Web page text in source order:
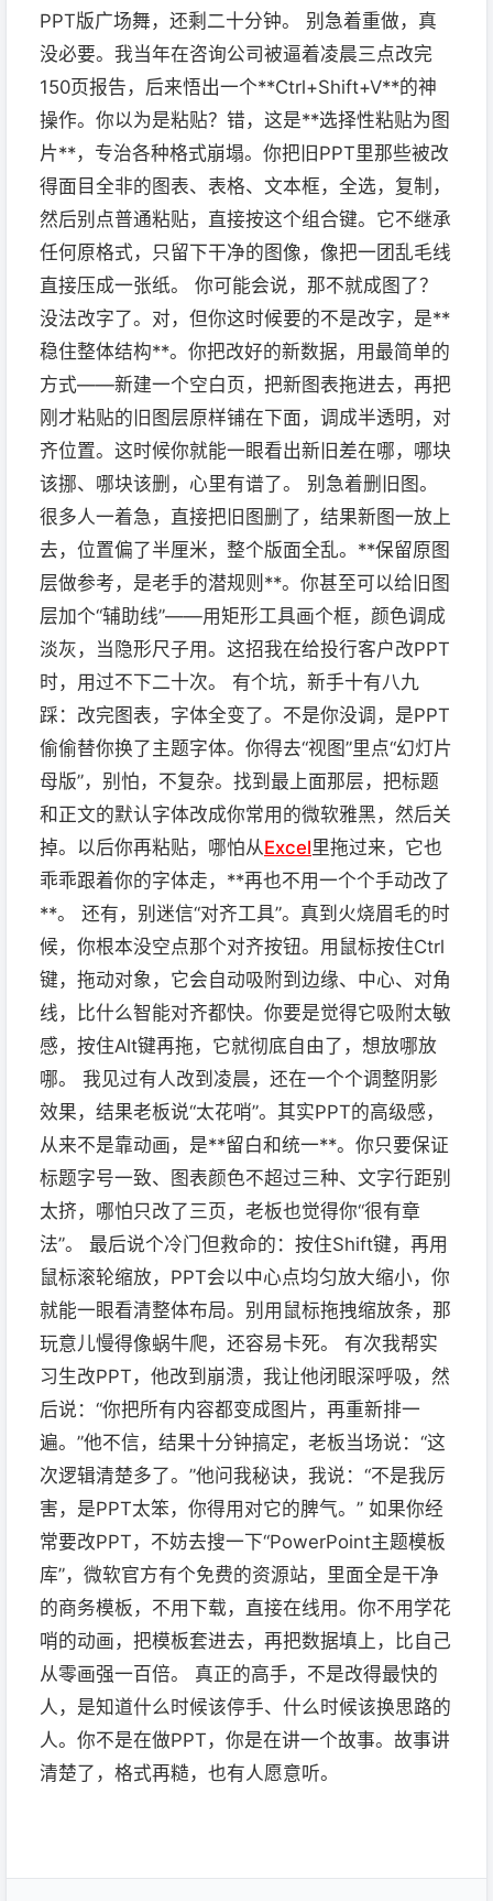
PPT版广场舞，还剩二十分钟。 别急着重做，真
没必要。我当年在咨询公司被逼着凌晨三点改完
150页报告，后来悟出一个**Ctrl+Shift+V**的神
操作。你以为是粘贴？错，这是**选择性粘贴为图
片**，专治各种格式崩塌。你把旧PPT里那些被改
得面目全非的图表、表格、文本框，全选，复制，
然后别点普通粘贴，直接按这个组合键。它不继承
任何原格式，只留下干净的图像，像把一团乱毛线
直接压成一张纸。 你可能会说，那不就成图了？
没法改字了。对，但你这时候要的不是改字，是**
稳住整体结构**。你把改好的新数据，用最简单的
方式——新建一个空白页，把新图表拖进去，再把
刚才粘贴的旧图层原样铺在下面，调成半透明，对
齐位置。这时候你就能一眼看出新旧差在哪，哪块
该挪、哪块该删，心里有谱了。 别急着删旧图。
很多人一着急，直接把旧图删了，结果新图一放上
去，位置偏了半厘米，整个版面全乱。**保留原图
层做参考，是老手的潜规则**。你甚至可以给旧图
层加个“辅助线”——用矩形工具画个框，颜色调成
淡灰，当隐形尺子用。这招我在给投行客户改PPT
时，用过不下二十次。 有个坑，新手十有八九
踩：改完图表，字体全变了。不是你没调，是PPT
偷偷替你换了主题字体。你得去“视图”里点“幻灯片
母版”，别怕，不复杂。找到最上面那层，把标题
和正文的默认字体改成你常用的微软雅黑，然后关
掉。以后你再粘贴，哪怕从Excel里拖过来，它也
乖乖跟着你的字体走，**再也不用一个个手动改了
**。 还有，别迷信“对齐工具”。真到火烧眉毛的时
候，你根本没空点那个对齐按钮。用鼠标按住Ctrl
键，拖动对象，它会自动吸附到边缘、中心、对角
线，比什么智能对齐都快。你要是觉得它吸附太敏
感，按住Alt键再拖，它就彻底自由了，想放哪放
哪。 我见过有人改到凌晨，还在一个个调整阴影
效果，结果老板说“太花哨”。其实PPT的高级感，
从来不是靠动画，是**留白和统一**。你只要保证
标题字号一致、图表颜色不超过三种、文字行距别
太挤，哪怕只改了三页，老板也觉得你“很有章
法”。 最后说个冷门但救命的：按住Shift键，再用
鼠标滚轮缩放，PPT会以中心点均匀放大缩小，你
就能一眼看清整体布局。别用鼠标拖拽缩放条，那
玩意儿慢得像蜗牛爬，还容易卡死。 有次我帮实
习生改PPT，他改到崩溃，我让他闭眼深呼吸，然
后说：“你把所有内容都变成图片，再重新排一
遍。”他不信，结果十分钟搞定，老板当场说：“这
次逻辑清楚多了。”他问我秘诀，我说：“不是我厉
害，是PPT太笨，你得用对它的脾气。” 如果你经
常要改PPT，不妨去搜一下“PowerPoint主题模板
库”，微软官方有个免费的资源站，里面全是干净
的商务模板，不用下载，直接在线用。你不用学花
哨的动画，把模板套进去，再把数据填上，比自己
从零画强一百倍。 真正的高手，不是改得最快的
人，是知道什么时候该停手、什么时候该换思路的
人。你不是在做PPT，你是在讲一个故事。故事讲
清楚了，格式再糙，也有人愿意听。